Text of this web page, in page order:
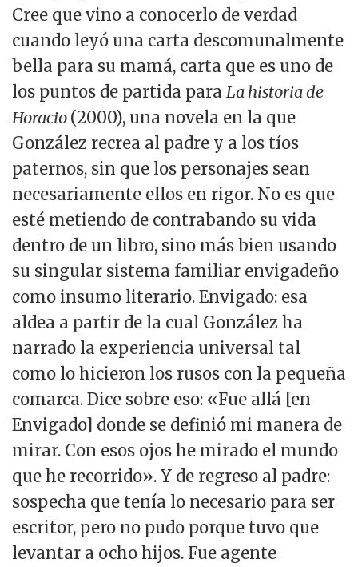
Cree que vino a conocerlo de verdad
cuando leyó una carta descomunalmente
bella para su mamá, carta que es uno de
los puntos de partida para La historia de
Horacio (2000), una novela en la que
González recrea al padre y a los tíos
paternos, sin que los personajes sean
necesariamente ellos en rigor. No es que
esté metiendo de contrabando su vida
dentro de un libro, sino más bien usando
su singular sistema familiar envigadeño
como insumo literario. Envigado: esa
aldea a partir de la cual González ha
narrado la experiencia universal tal
como lo hicieron los rusos con la pequeña
comarca. Dice sobre eso: «Fue allá [en
Envigado] donde se definió mi manera de
mirar. Con esos ojos he mirado el mundo
que he recorrido». Y de regreso al padre:
sospecha que tenía lo necesario para ser
escritor, pero no pudo porque tuvo que
levantar a ocho hijos. Fue agente